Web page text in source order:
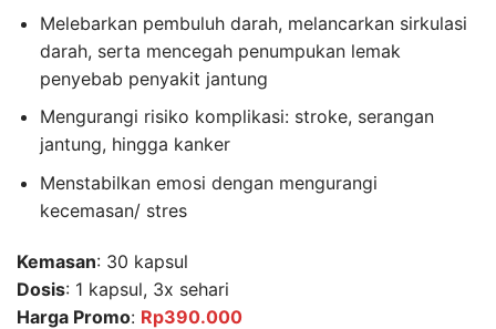
Melebarkan pembuluh darah, melancarkan sirkulasi
darah, serta mencegah penumpukan lemak
penyebab penyakit jantung
Mengurangi risiko komplikasi: stroke, serangan
jantung, hingga kanker
Menstabilkan emosi dengan mengurangi
kecemasan/ stres
Kemasan: 30 kapsul
Dosis: 1 kapsul, 3x sehari
Harga Promo: Rp390.000